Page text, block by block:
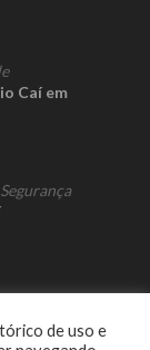
Caí em
Segurança
de uso e